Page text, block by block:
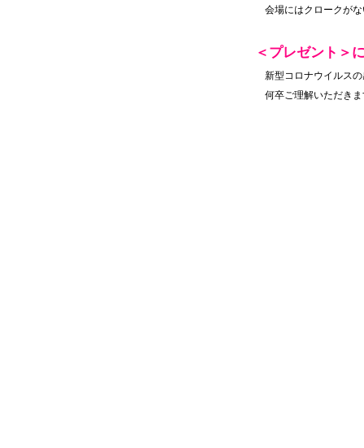
会場にはクロークが
＜プレゼント＞
新型コロナウイルス
何卒ご理解いただき